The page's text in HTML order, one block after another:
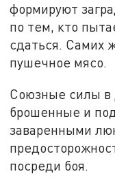
формируют
по тем, кто
сдаться. Самих
пушечное мясо.
Союзные силы в
брошенные и
заваренными
посреди боя.